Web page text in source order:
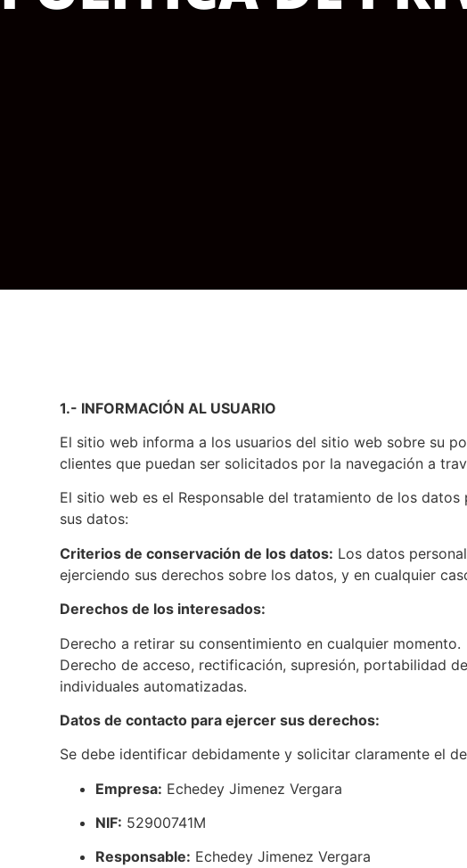
1.- INFORMACIÓN AL USUARIO
El sitio web informa a los usuarios del sitio web sobre su
clientes que puedan ser solicitados por la navegación a
El sitio web es el Responsable del tratamiento de los
sus datos:
Criterios de conservación de los datos: Los datos
ejerciendo sus derechos sobre los datos, y en cualquier
Derechos de los interesados:
Derecho a retirar su consentimiento en cualquier momento.
Derecho de acceso, rectificación, supresión, portabilidad
individuales automatizadas.
Datos de contacto para ejercer sus derechos:
Se debe identificar debidamente y solicitar claramente el
Empresa: Echedey Jimenez Vergara
NIF: 52900741M
Responsable: Echedey Jimenez Vergara